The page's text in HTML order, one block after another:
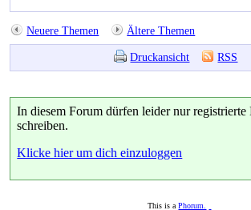
Neuere Themen Ältere Themen
Druckansicht RSS
In diesem Forum dürfen leider nur registrierte
schreiben.
Klicke hier um dich einzuloggen
This is aPhorum.